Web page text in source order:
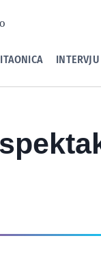
INTERVJU